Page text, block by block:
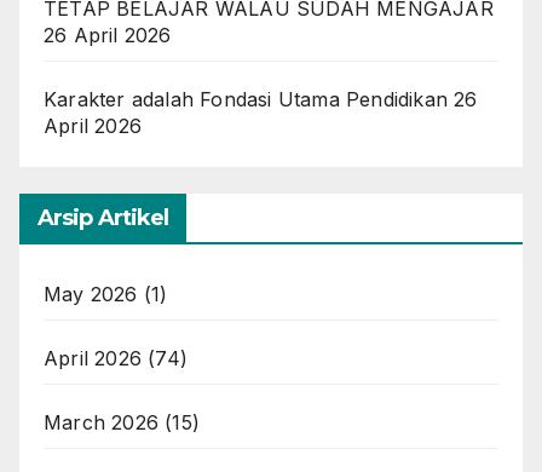
TETAP BELAJAR WALAU SUDAH MENGAJAR
26 April 2026
Karakter adalah Fondasi Utama Pendidikan 26
April 2026
Arsip Artikel
May 2026 (1)
April 2026 (74)
March 2026 (15)